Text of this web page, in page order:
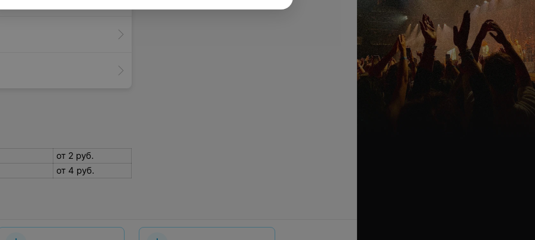
от 2 руб.
от 4 руб.